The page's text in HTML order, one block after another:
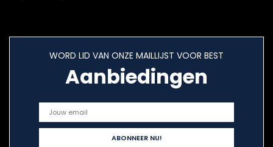
WORD LID VAN ONZE MAILLIJST VOOR BEST
Aanbiedingen